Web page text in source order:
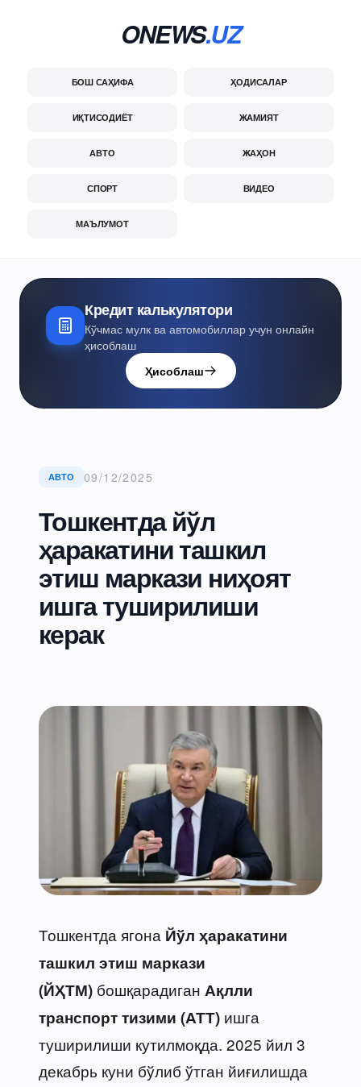
ONEWS.UZ
БОШ САҲИФА ҲОДИСАЛАР
ИҚТИСОДИЁТ ЖАМИЯТ
АВТО ЖАҲОН
СПОРТ ВИДЕО
МАЪЛУМОТ
Кредит калькулятори
Кўчмас мулк ва автомобиллар учун онлайн
ҳисоблаш
Ҳисоблаш
АВТО 09/12/2025
Тошкентда йўл
ҳаракатини ташкил
этиш маркази ниҳоят
ишга туширилиши
керак
Тошкентда ягона Йўл ҳаракатини
ташкил этиш маркази
(ЙҲТМ) бошқарадиган Ақлли
транспорт тизими (АТТ) ишга
туширилиши кутилмоқда. 2025 йил 3
декабрь куни бўлиб ўтган йиғилишда